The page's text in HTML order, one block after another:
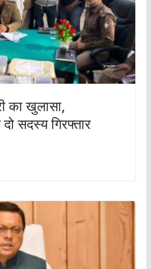
का खुलासा,
सदस्य गिरफ्तार